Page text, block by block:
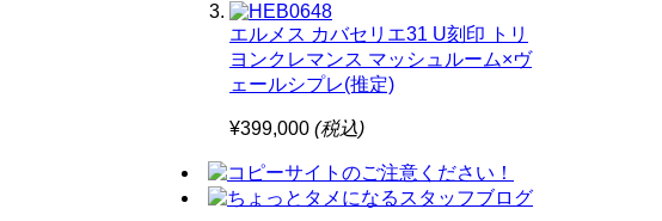
エルメス カバセリエ31 U刻印 トリ
ヨンクレマンス マッシュルーム×ヴ
ェールシプレ(推定)
¥399,000 (税込)